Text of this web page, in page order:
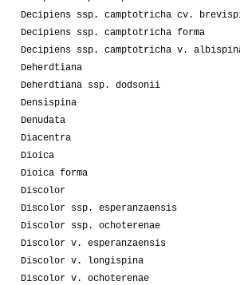
Decipiens ssp. camptotricha cv.
Decipiens ssp. camptotricha forma
Decipiens ssp. camptotricha v.
Deherdtiana
Deherdtiana ssp. dodsonii
Densispina
Denudata
Diacentra
Dioica
Dioica forma
Discolor
Discolor ssp. esperanzaensis
Discolor ssp. ochoterenae
Discolor v. esperanzaensis
Discolor v. longispina
Discolor v. ochoterenae